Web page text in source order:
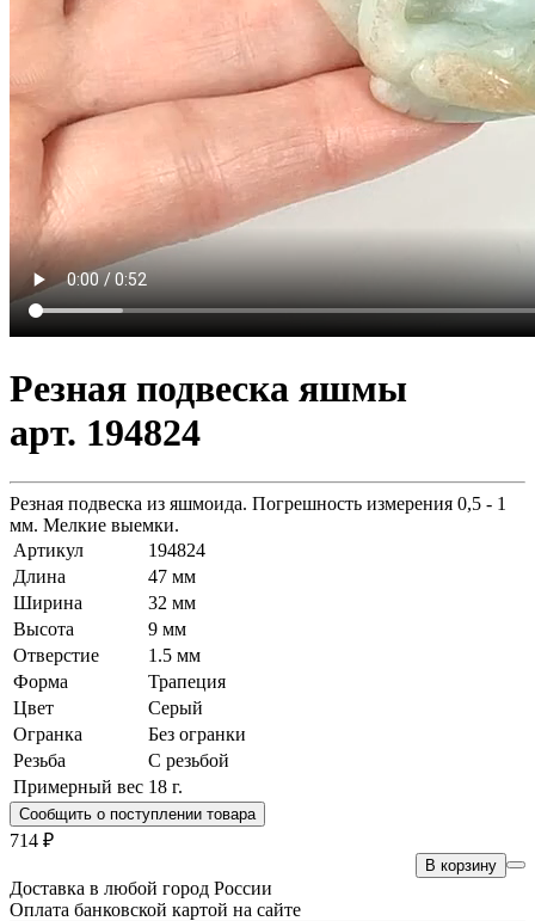
Резная подвеска яшмы
арт. 194824
Резная подвеска из яшмоида. Погрешность измерения 0,5 - 1
мм. Мелкие выемки.
Артикул
194824
Длина
47 мм
Ширина
32 мм
Высота
9 мм
Отверстие
1.5 мм
Форма
Трапеция
Цвет
Серый
Огранка
Без огранки
Резьба
C резьбой
Примерный вес 18 г.
Сообщить о поступлении товара
714 ₽
В корзину
Доставка в любой город России
Оплата банковской картой на сайте